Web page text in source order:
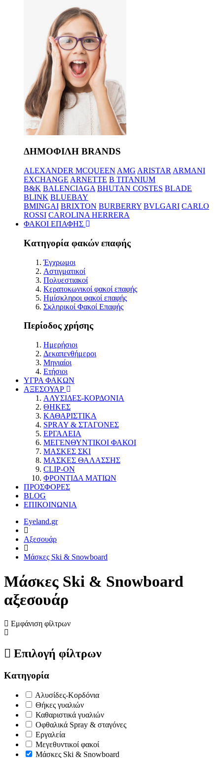
ΔΗΜΟΦΙΛΗ BRANDS
ALEXANDER MCQUEEN AMG ARISTAR ARMANI
EXCHANGE ARNETTE B TITANIUM
B&K BALENCIAGA BHUTAN COSTES BLADE
BLINK BLUEBAY
BMINGAI BRIXTON BURBERRY BVLGARI CARLO
ROSSI CAROLINA HERRERA
ΦΑΚΟΙ ΕΠΑΦΗΣ
Κατηγορία φακών επαφής
Έγχρωμοι
Αστιγματικοί
Πολυεστιακοί
Κερατοκωνικοί φακοί επαφής
Ημίσκληροι φακοί επαφής
Σκληρικοί Φακοί Επαφής
Περίοδος χρήσης
Ημερήσιοι
Δεκαπενθήμεροι
Μηνιαίοι
Ετήσιοι
ΥΓΡΑ ΦΑΚΩΝ
ΑΞΕΣΟΥΑΡ
ΑΛΥΣΙΔΕΣ-ΚΟΡΔΟΝΙΑ
ΘΗΚΕΣ
ΚΑΘΑΡΙΣΤΙΚΑ
SPRAY & ΣΤΑΓΟΝΕΣ
ΕΡΓΑΛΕΙΑ
ΜΕΓΕΝΘΥΝΤΙΚΟΙ ΦΑΚΟΙ
ΜΑΣΚΕΣ ΣΚΙ
ΜΑΣΚΕΣ ΘΑΛΑΣΣΗΣ
CLIP-ON
ΦΡΟΝΤΙΔΑ ΜΑΤΙΩΝ
ΠΡΟΣΦΟΡΕΣ
BLOG
ΕΠΙΚΟΙΝΩΝΙΑ
Eyeland.gr
Αξεσουάρ
Μάσκες Ski & Snowboard
Μάσκες Ski & Snowboard
αξεσουάρ
Εμφάνιση φίλτρων
Επιλογή φίλτρων
Κατηγορία
Αλυσίδες-Κορδόνια
Θήκες γυαλιών
Καθαριστικά γυαλιών
Οφθαλικά Spray & σταγόνες
Εργαλεία
Μεγεθυντικοί φακοί
Μάσκες Ski & Snowboard